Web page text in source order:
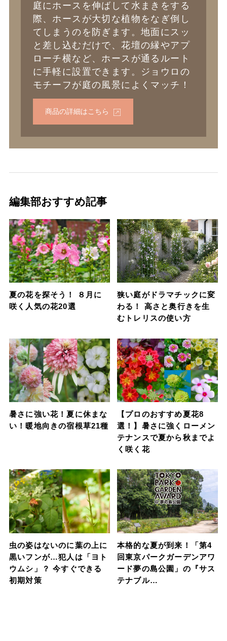
庭にホースを伸ばして水まきをする
際、ホースが大切な植物をなぎ倒し
てしまうのを防ぎます。地面にスッ
と差し込むだけで、花壇の縁やアプ
ローチ横など、ホースが通るルート
に手軽に設置できます。ジョウロの
モチーフが庭の風景によくマッチ！
商品の詳細はこちら
編集部おすすめ記事
夏の花を探そう！ ８月に
咲く人気の花20選
狭い庭がドラマチックに変
わる！ 高さと奥行きを生
むトレリスの使い方
暑さに強い花！夏に休まな
い！暖地向きの宿根草21種
【プロのおすすめ夏花8
選！】暑さに強くローメン
テナンスで夏から秋までよ
く咲く花
虫の姿はないのに葉の上に
黒いフンが…犯人は「ヨト
ウムシ」？ 今すぐできる
初期対策
本格的な夏が到来！「第4
回東京パークガーデンアワ
ード夢の島公園」の『サス
テナブル…